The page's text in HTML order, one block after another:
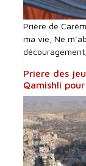
Prière de
ma vie, Ne
Prière des
Qamishli